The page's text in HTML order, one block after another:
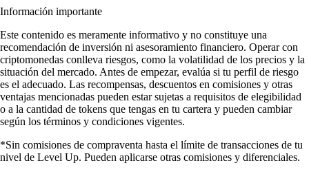
Información importante
Este contenido es meramente informativo y no constituye una
recomendación de inversión ni asesoramiento financiero. Operar con
criptomonedas conlleva riesgos, como la volatilidad de los precios y la
situación del mercado. Antes de empezar, evalúa si tu perfil de riesgo
es el adecuado. Las recompensas, descuentos en comisiones y otras
ventajas mencionadas pueden estar sujetas a requisitos de elegibilidad
o a la cantidad de tokens que tengas en tu cartera y pueden cambiar
según los términos y condiciones vigentes.
*Sin comisiones de compraventa hasta el límite de transacciones de tu
nivel de Level Up. Pueden aplicarse otras comisiones y diferenciales.